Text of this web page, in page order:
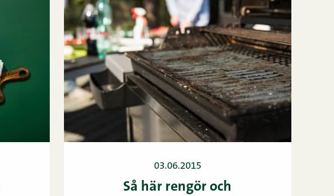
03.06.2015
Så här rengör och